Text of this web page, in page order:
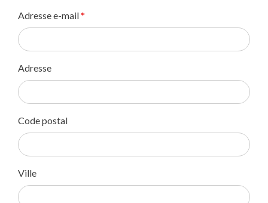
Adresse e-mail*
Adresse
Code postal
Ville